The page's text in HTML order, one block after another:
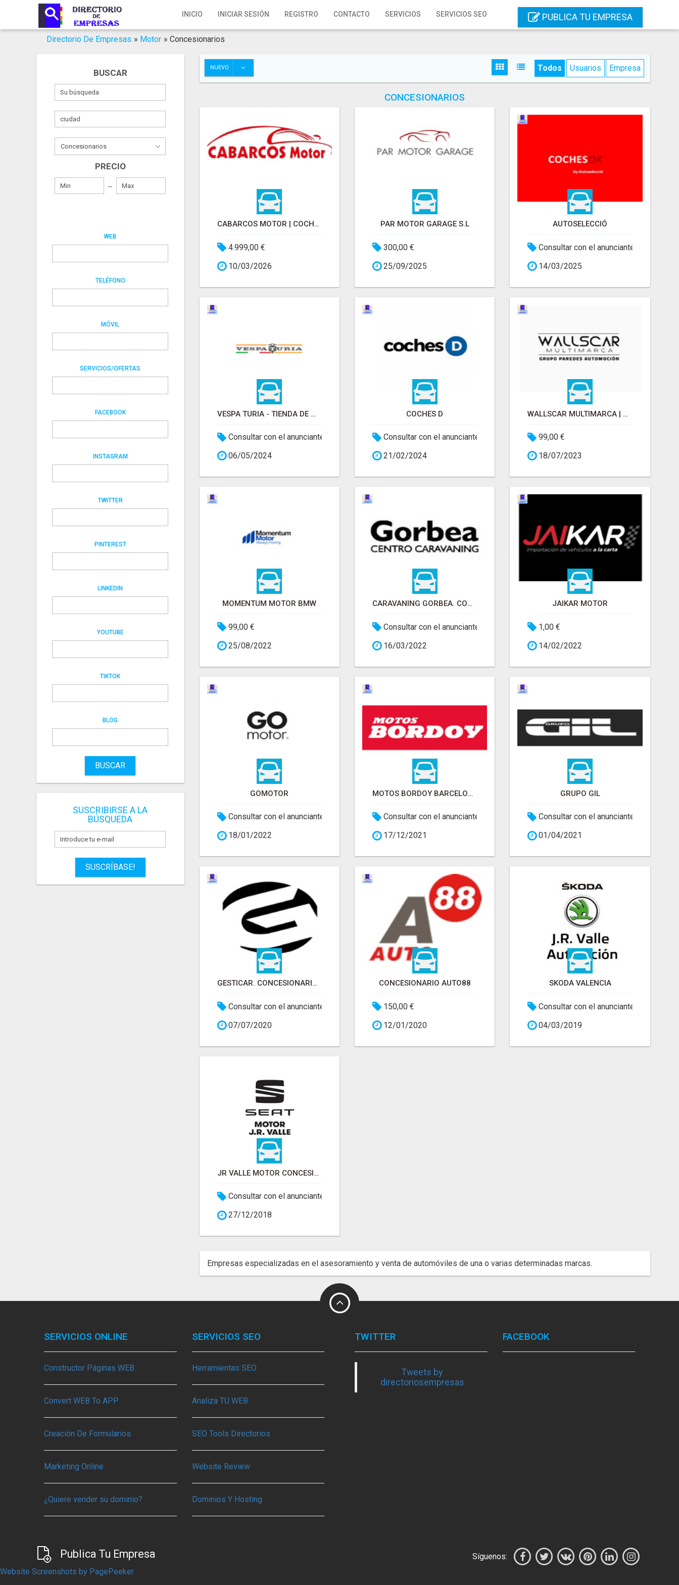
INICIO INICIAR SESIÓN REGISTRO CONTACTO SERVICIOS SERVICIOS SEO PUBLICA TU EMPRESA
Inicio
Iniciar Sesión
Servicios SEO
Publica Tu Empresa
Directorio De Empresas » Motor » Concesionarios
BUSCAR
PRECIO
WEB
TELÉFONO
MÓVIL
SERVICIOS/OFERTAS
FACEBOOK
INSTAGRAM
TWITTER
PINTEREST
LINKEDIN
YOUTUBE
TIKTOK
BLOG
BUSCAR
SUSCRIBIRSE A LA
BÚSQUEDA
SUSCRÍBASE!
NUEVO Todos Usuarios Empresa
CONCESIONARIOS
CABARCOS MOTOR | COCHES DE SEGUNDA MANO EN VILALBA
4.999,00 €
10/03/2026
PAR MOTOR GARAGE S.L
300,00 €
25/09/2025
AUTOSELECCIÓ
Consultar con el anunciante
14/03/2025
VESPA TURIA - TIENDA DE MOTOS VALENCIA
Consultar con el anunciante
06/05/2024
COCHES D
Consultar con el anunciante
21/02/2024
WALLSCAR MULTIMARCA | ALICANTE
99,00 €
18/07/2023
MOMENTUM MOTOR BMW
99,00 €
25/08/2022
CARAVANING GORBEA. CONCESIONARIO DE AUTOCARAVANAS
Consultar con el anunciante
16/03/2022
JAIKAR MOTOR
1,00 €
14/02/2022
GOMOTOR
Consultar con el anunciante
18/01/2022
MOTOS BORDOY BARCELONA
Consultar con el anunciante
17/12/2021
GRUPO GIL
Consultar con el anunciante
01/04/2021
GESTICAR. CONCESIONARIO SEGUNDA MANO BILBAO
Consultar con el anunciante
07/07/2020
CONCESIONARIO AUTO88
150,00 €
12/01/2020
SKODA VALENCIA
Consultar con el anunciante
04/03/2019
JR VALLE MOTOR CONCESIONARIO SEAT
Consultar con el anunciante
27/12/2018
Empresas especializadas en el asesoramiento y venta de automóviles de una o varias determinadas marcas.
SERVICIOS ONLINE
Constructor Páginas WEB
Convert WEB To APP
Creación De Formularios
Marketing Online
¿Quiere vender su dominio?
SERVICIOS SEO
Herramientas SEO
Analiza TU WEB
SEO Tools Directorios
Website Review
Dominios Y Hosting
TWITTER
Tweets by
directoriosempresas
FACEBOOK
Publica Tu Empresa
Síguenos:
Website Screenshots by PagePeeker